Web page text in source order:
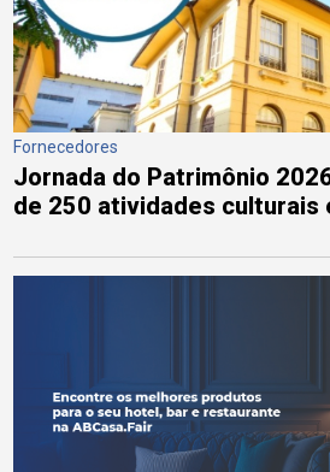
Fornecedores
Jornada do Patrimônio
de 250 atividades culturais